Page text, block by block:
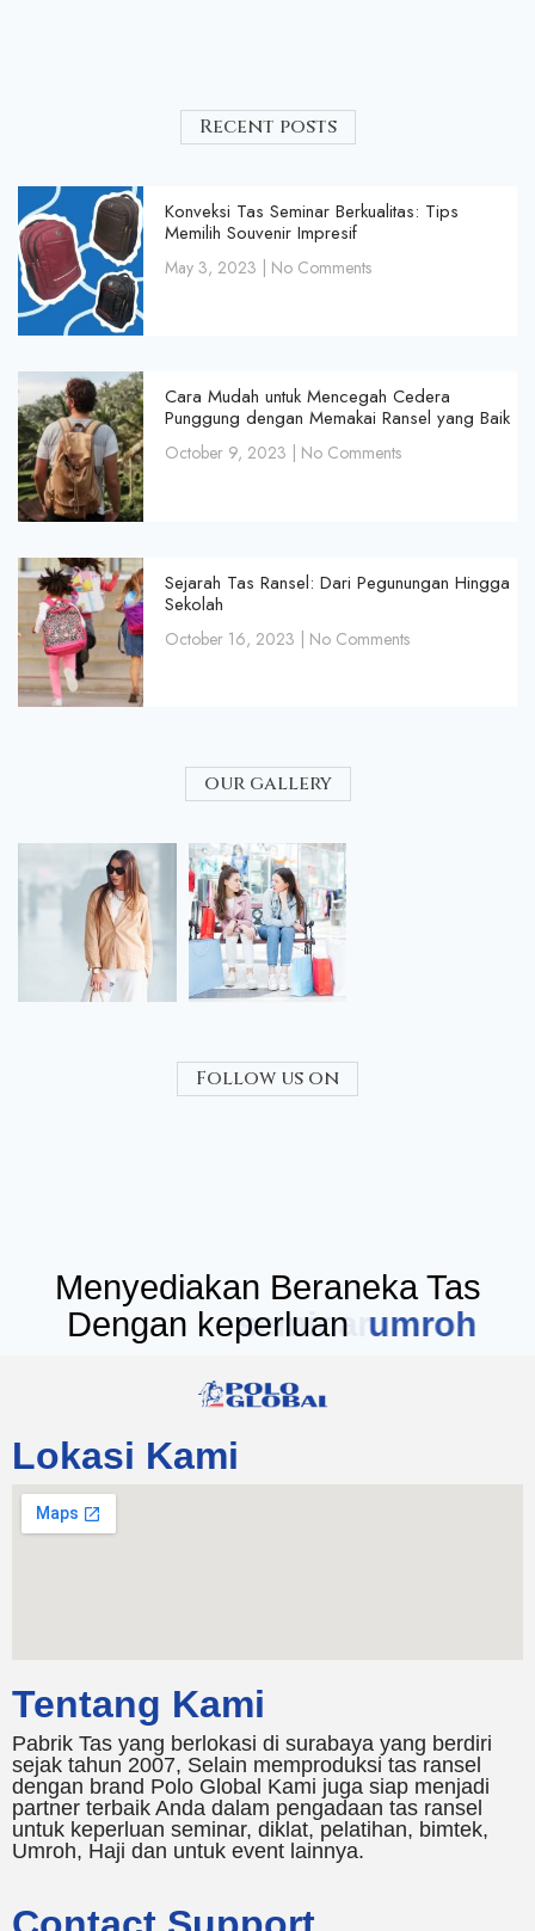
Recent posts
Konveksi Tas Seminar Berkualitas: Tips
Memilih Souvenir Impresif
May 3, 2023 No Comments
Cara Mudah untuk Mencegah Cedera
Punggung dengan Memakai Ransel yang Baik
October 9, 2023 No Comments
Sejarah Tas Ransel: Dari Pegunungan Hingga
Sekolah
October 16, 2023 No Comments
our gallery
Follow us on
Menyediakan Beraneka Tas
Dengan keperluan
seminar
Lokasi Kami
Tentang Kami
Pabrik Tas yang berlokasi di surabaya yang berdiri
sejak tahun 2007, Selain memproduksi tas ransel
dengan brand Polo Global Kami juga siap menjadi
partner terbaik Anda dalam pengadaan tas ransel
untuk keperluan seminar, diklat, pelatihan, bimtek,
Umroh, Haji dan untuk event lainnya.